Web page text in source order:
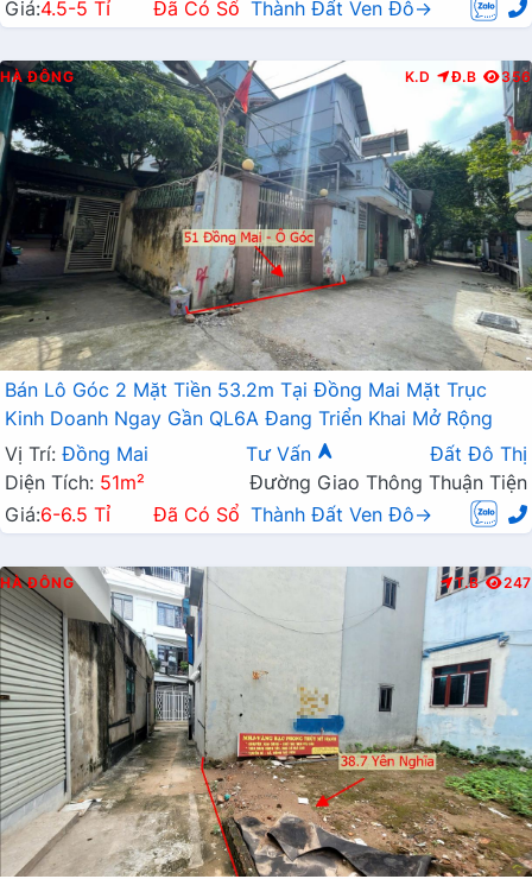
Giá:4.5-5 Tỉ Đã Có Sổ Thành Đất Ven Đô→
HÀ ĐÔNG K.D Đ.B 356
Bán Lô Góc 2 Mặt Tiền 53.2m Tại Đồng Mai Mặt Trục
Kinh Doanh Ngay Gần QL6A Đang Triển Khai Mở Rộng
Vị Trí: Đồng Mai Tư Vấn
Đất Đô Thị
Diện Tích: 51m²
Đường Giao Thông Thuận Tiện
Giá:6-6.5 Tỉ Đã Có Sổ Thành Đất Ven Đô→
HÀ ĐÔNG T.B 247